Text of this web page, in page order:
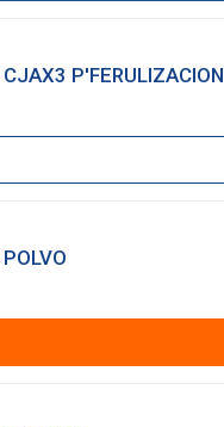
CJAX3 P'FERULIZACION